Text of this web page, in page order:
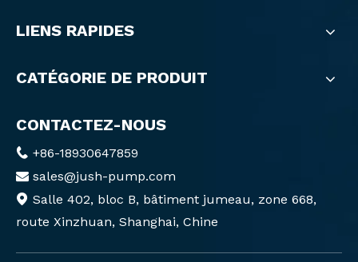
LIENS RAPIDES
CATÉGORIE DE PRODUIT
CONTACTEZ-NOUS
 +86-18930647859
 sales@jush-pump.com
 Salle 402, bloc B, bâtiment jumeau, zone 668,
route Xinzhuan, Shanghai, Chine